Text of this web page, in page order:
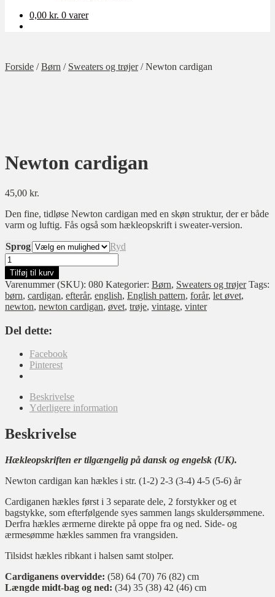
0,00 kr. 0 varer
Forside /Børn / Sweaters og trøjer/Newton cardigan
Newton cardigan
45,00 kr.
Den fine, tidløse Newton cardigan med en skøn struktur, der er både
varm og luftig. Fås også som hækleopskrift i sweater-version.
Sprog
Ryd
Newton
cardigan
antal
Tilføj til kurv
Varenummer (SKU): 080 Kategorier: Børn, Sweaters og trøjer Tags:
børn, cardigan, efterår, english, English pattern, forår, let øvet,
newton, newton cardigan, øvet, trøje, vintage, vinter
Del dette:
Facebook
Pinterest
Beskrivelse
Yderligere information
Beskrivelse
Hækleopskriften er tilgængelig på dansk og engelsk (UK).
Newton cardigan kan hækles i str. (1-2) 2-3 (3-4) 4-5 (5-6) år
Cardiganen hækles først i 3 separate dele, 2 forstykker og et
bagstykke, som efterfølgende syes sammen langs skuldersømmene.
Derfra hækles ærmerne direkte på oppe fra og ned. Side- og
ærmesømme hækles sammen fra vrangsiden.
Tilsidst hækles ribkant i halsen samt stolper.
Cardiganens overvidde: (58) 64 (70) 76 (82) cm
Længde midt-bag og ned: (34) 35 (38) 42 (46) cm